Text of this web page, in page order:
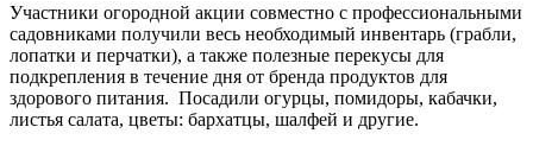
Участники огородной акции совместно с профессиональными
садовниками получили весь необходимый инвентарь (грабли,
лопатки и перчатки), а также полезные перекусы для
подкрепления в течение дня от бренда продуктов для
здорового питания. Посадили огурцы, помидоры, кабачки,
листья салата, цветы: бархатцы, шалфей и другие.